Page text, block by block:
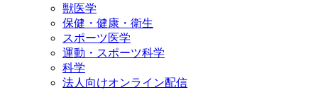
獣医学
保健・健康・衛生
スポーツ医学
運動・スポーツ科学
科学
法人向けオンライン配信